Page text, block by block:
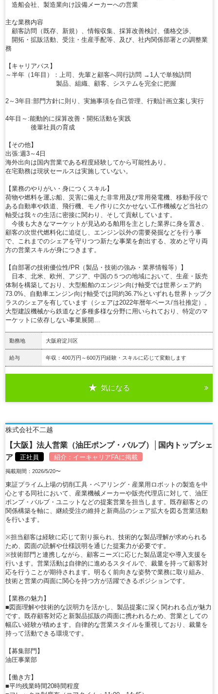
造船会社、製造業向け設備メーカーへの営業
主な業務内容
顧客訪問（既存、新規）、情報収集、採算改善検討、価格交渉、
開拓・拡販活動、受注・生産手配等、及び、社内関係部署との調整業
務
【キャリアパス】
～半年（1年目）：上司、先輩と顧客へ同行訪問 →1人で単独訪問
製品、組織、顧客、システムを完全に把握
2～3年目:部門方針に則り、実施事項を自己管理、行動計画立案し実行
4年目～:能動的に採算改善・開拓活動を実践
後輩社員の育成
【その他】
出張:週3～4日
海外出向は国内営業である程度経験してから可能性あり。
在宅勤務は現状セールスは実施していない。
【業務のやりがい・身につくスキル】
荷物や燃料を運ぶ船、災害に備えた非常用及び常用発電機、移動手段で
ある自動車や鉄道、飛行機、モノ作りに欠かせない工作機械など当社の
軸受は我々の生活に密接に関わり、そして貢献しています。
今後も大きなマーケットが見込める舶用を主とした業界に身を置き、
顧客の次世代燃料化に追従し、エンジン以外の需要発掘などを行う事
で、これまでのシェアを守りつつ新たな事業を創出する、攻めと守り両
方の営業スキルが身につきます。
【自部署の技術優位性/PR（製品・技術の強み・業界情報等）】
日本、北米、欧州、アジア、中国の５つの地域において、生産・販売
体制を構築しており、大型船舶のエンジン向け軸受では世界シェア約
73.0%、自動車エンジン向け軸受では同約36.7%といずれも世界トップク
ラスのシェアを有しています（シェアは2022年暦年ベース/当社推定）。
大型建設機械から鉄道など多種多様な分野に用いられており、特定のマ
ーケットに依存しない事業展開…
勤務地 大阪府淀川区
給与 年収：400万円～600万円経験・スキルに応じて変動します
気になる
株式会社不二越
【大阪】法人営業（油圧ポンプ・バルブ）│国内トップシェ
ア
正社員 紹介： イーキャリアFAに掲載
掲載期間：2026/5/20〜
東証プライム上場の切削工具・ベアリング・産業用ロボットの製造を中
心とする同社において、産業機械メーカーや販売代理店に対して、油圧
ポンプ・バルブ・ユニットなどの提案営業を担当します。既存顧客との
関係構築を軸に、継続受注の維持と新商品のシェア拡大を図る営業活動
を行います。
※担当顧客は経験に応じて割り振られ、技術的な製品理解が求められる
ため、図面の読解や仕様説明を通じた提案力が必要です。
※技術部門と連携しながら、顧客ニーズに応じた製品選定や導入支援を
行います。営業活動は自律的に進めるスタイルで、裁量を持って顧客対
応を行うことが期待されます。明るく前向きな姿勢で業務に取り組み、
技術と営業の両面に関心を持つ方が活躍できるポジションです。
【業務の魅力】
■図面理解や技術的な説明力を活かし、製品提案に深く関われる点が魅力
です。既存顧客対応と新製品拡販の両面に携われるため、営業としての
幅広い経験が積めます。自律的な営業スタイルを重視しており、裁量を
持って活動できる環境です。
【募集部門】
油圧事業部
【働き方】
■平均残業時間20時間程度